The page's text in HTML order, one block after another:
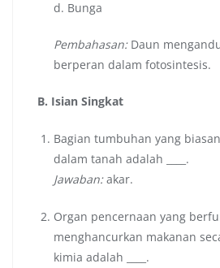
d. Bunga
Pembahasan:Daun
berperan dalam fotosintesis.
B. Isian Singkat
Bagian tumbuhan yang
dalam tanah adalah ____.
Jawaban:akar.
Organ pencernaan yang
menghancurkan makanan
kimia adalah ____.